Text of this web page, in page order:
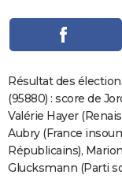
COPAINS D'AVANT
AVIS DE DÉCÈS
FORUM
Bricolage
Lifestyle
Culture
Sport
Auto
Television
Voyage
Cinema
Résultat des
(95880) : score de
Valérie Hayer
Aubry (France
Républicains),
Glucksmann (Parti